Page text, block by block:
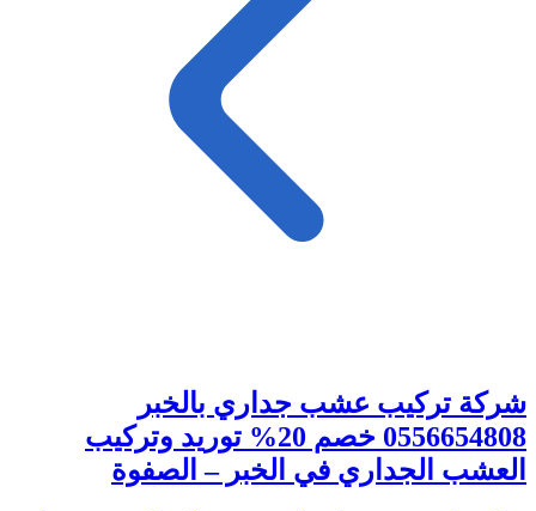
شركة تركيب عشب جداري بالخبر
0556654808 خصم 20% توريد وتركيب
العشب الجداري في الخبر – الصفوة